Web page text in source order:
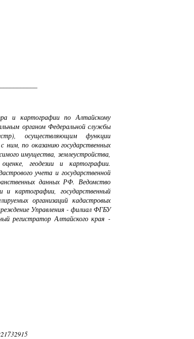
и картографии по Алтайскому
органом Федеральной службы
осуществляющим функции
ним, по оказанию государственных
имущества, землеустройства,
оценке, геодезии и картографии.
учета и государственной
данных РФ. Ведомство
и картографии, государственный
организаций кадастровых
Управления - филиал ФГБУ
регистратор Алтайского края -